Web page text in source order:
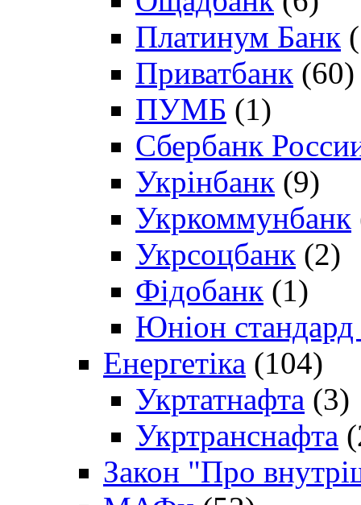
Платинум Банк
Приватбанк (60)
ПУМБ (1)
Сбербанк
Укрінбанк (9)
Укркоммунбанк
Укрсоцбанк (2)
Фідобанк (1)
Юніон стандард
Енергетіка (104)
Укртатнафта (3)
Укртранснафта
Закон "Про